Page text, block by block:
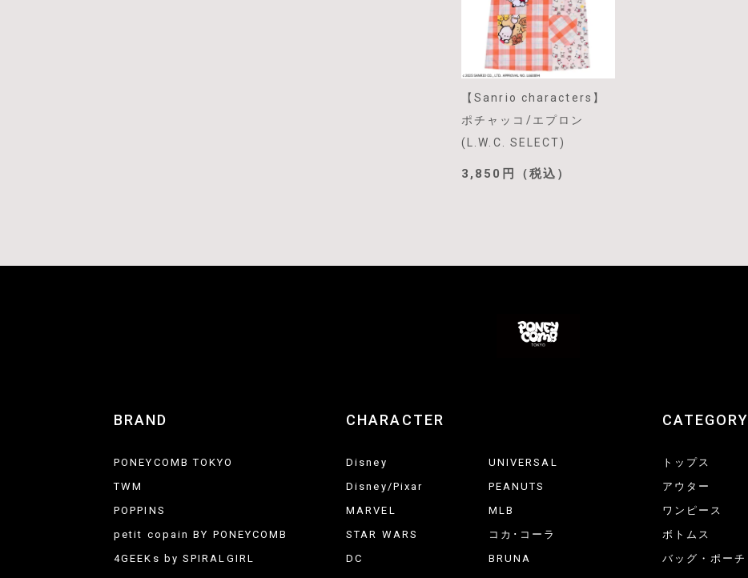
【Sanrio characters】
ポチャッコ/エプロン
(L.W.C. SELECT)
3,850円（税込）
BRAND
PONEYCOMB TOKYO
TWM
POPPINS
petit copain BY PONEYCOMB
4GEEKs by SPIRALGIRL
CHARACTER
Disney
Disney/Pixar
MARVEL
STAR WARS
DC
UNIVERSAL
PEANUTS
MLB
コカ･コーラ
BRUNA
CATEGORY
トップス
アウター
ワンピース
ボトムス
バッグ・ポーチ